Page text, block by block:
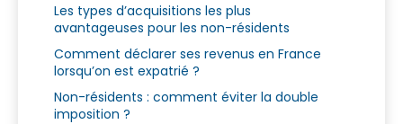
Les types d’acquisitions les plus
avantageuses pour les non-résidents
Comment déclarer ses revenus en France
lorsqu’on est expatrié ?
Non-résidents : comment éviter la double
imposition ?